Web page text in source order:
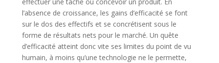
effectuer une tâche ou concevoir un produit. En
l’absence de croissance, les gains d’efficacité se font
sur le dos des effectifs et se concrétisent sous le
forme de résultats nets pour le marché. Un quête
d’efficacité atteint donc vite ses limites du point de vu
humain, à moins qu’une technologie ne le permette,